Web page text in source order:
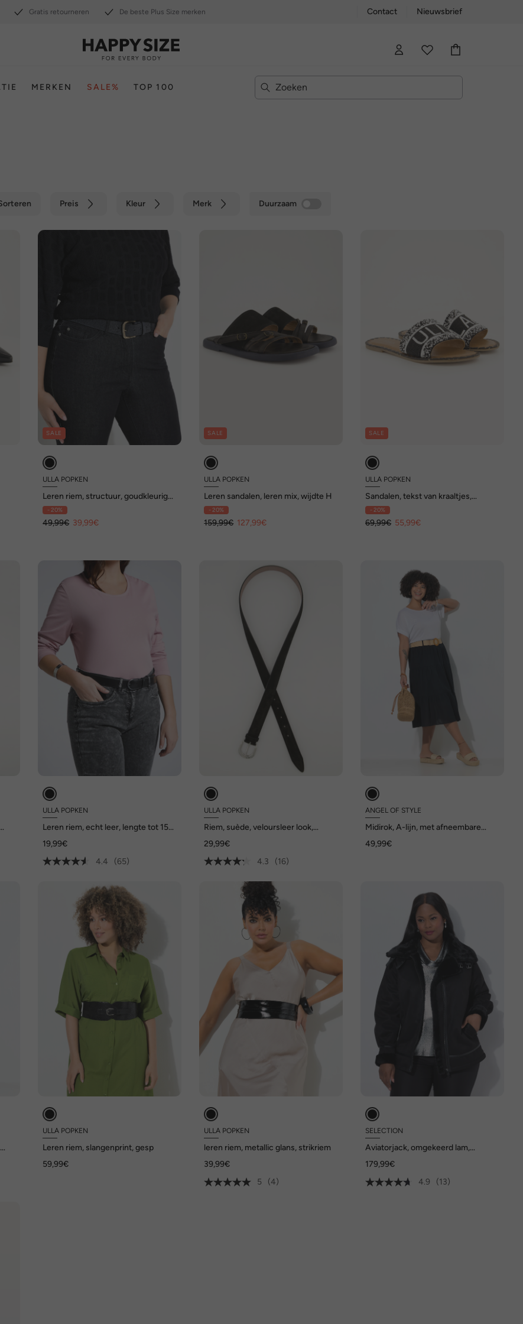
Gratis retourneren De beste Plus Size merken Contact Nieuwsbrief
MERKEN SALE% TOP 100
Preis Kleur Merk Duurzaam
SALE
ULLA POPKEN
Leren riem, structuur, goudkleurige
gesp
- 20%
49,99€ 39,99€
SALE
ULLA POPKEN
Leren sandalen, leren mix, wijdte H
- 20%
159,99€ 127,99€
SALE
ULLA POPKEN
Sandalen, tekst van kraaltjes,
traagschuim, wijdte H
- 20%
69,99€ 55,99€
ULLA POPKEN
Leren riem, echt leer, lengte tot 155
19,99€
4.4
(65)
ULLA POPKEN
Riem, suède, veloursleer look,
29,99€
4.3
(16)
ANGEL OF STYLE
Midirok, A-lijn, met afneembare
49,99€
ULLA POPKEN
Leren riem, slangenprint, gesp
59,99€
ULLA POPKEN
leren riem, metallic glans, strikriem
39,99€
5
(4)
SELECTION
Aviatorjack, omgekeerd lam,
179,99€
4.9
(13)